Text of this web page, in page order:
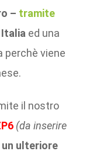
– tramite
ed una
perchè viene
il nostro
(da inserire
un ulteriore